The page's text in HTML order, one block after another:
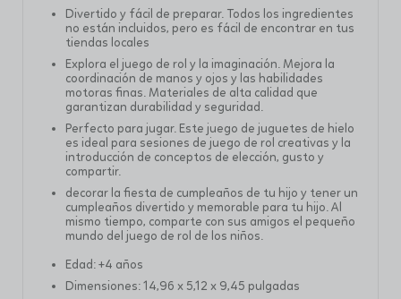
Divertido y fácil de preparar. Todos los ingredientes
no están incluidos, pero es fácil de encontrar en tus
tiendas locales
Explora el juego de rol y la imaginación. Mejora la
coordinación de manos y ojos y las habilidades
motoras finas. Materiales de alta calidad que
garantizan durabilidad y seguridad.
Perfecto para jugar. Este juego de juguetes de hielo
es ideal para sesiones de juego de rol creativas y la
introducción de conceptos de elección, gusto y
compartir.
decorar la fiesta de cumpleaños de tu hijo y tener un
cumpleaños divertido y memorable para tu hijo. Al
mismo tiempo, comparte con sus amigos el pequeño
mundo del juego de rol de los niños.
Edad: +4 años
Dimensiones: ‎14,96 x 5,12 x 9,45 pulgadas